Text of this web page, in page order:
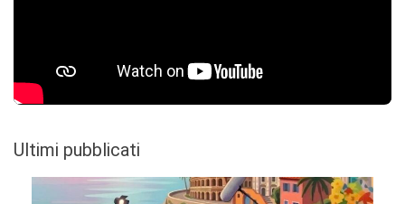
Ultimi pubblicati